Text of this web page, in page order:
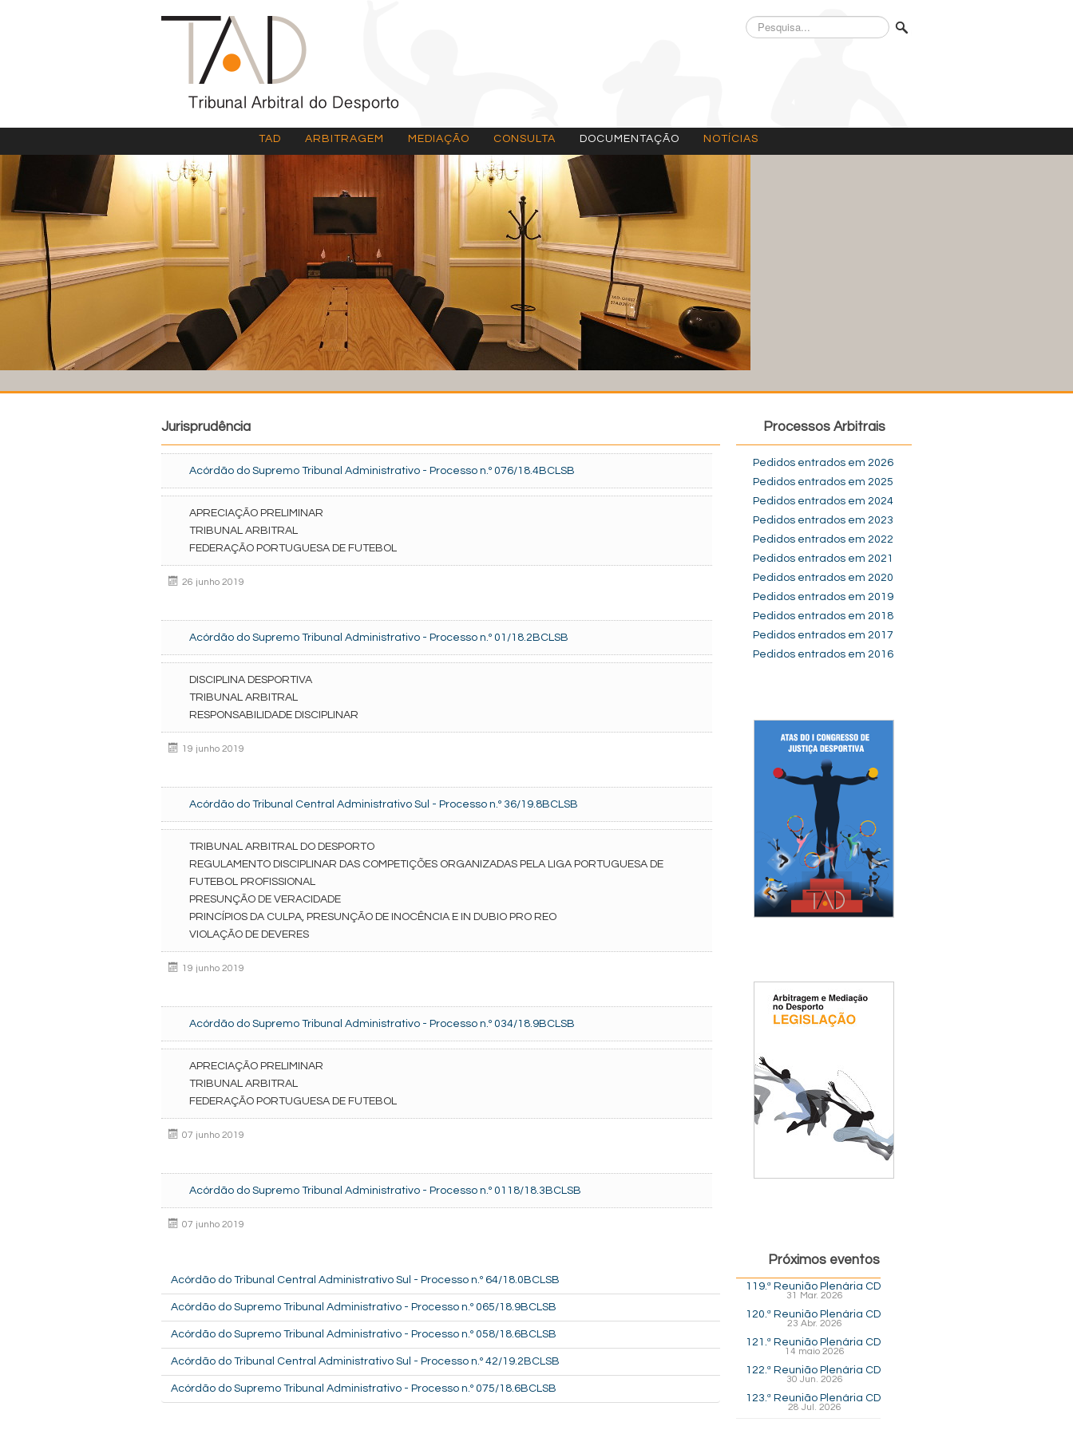
Pesquisa...
TAD ARBITRAGEM MEDIAÇÃO CONSULTA DOCUMENTAÇÃO NOTÍCIAS
Jurisprudência
Acórdão do Supremo Tribunal Administrativo - Processo n.º 076/18.4BCLSB
APRECIAÇÃO PRELIMINAR
TRIBUNAL ARBITRAL
FEDERAÇÃO PORTUGUESA DE FUTEBOL
26 junho 2019
Acórdão do Supremo Tribunal Administrativo - Processo n.º 01/18.2BCLSB
DISCIPLINA DESPORTIVA
TRIBUNAL ARBITRAL
RESPONSABILIDADE DISCIPLINAR
19 junho 2019
Acórdão do Tribunal Central Administrativo Sul - Processo n.º 36/19.8BCLSB
TRIBUNAL ARBITRAL DO DESPORTO
REGULAMENTO DISCIPLINAR DAS COMPETIÇÕES ORGANIZADAS PELA LIGA PORTUGUESA DE
FUTEBOL PROFISSIONAL
PRESUNÇÃO DE VERACIDADE
PRINCÍPIOS DA CULPA, PRESUNÇÃO DE INOCÊNCIA E IN DUBIO PRO REO
VIOLAÇÃO DE DEVERES
19 junho 2019
Acórdão do Supremo Tribunal Administrativo - Processo n.º 034/18.9BCLSB
APRECIAÇÃO PRELIMINAR
TRIBUNAL ARBITRAL
FEDERAÇÃO PORTUGUESA DE FUTEBOL
07 junho 2019
Acórdão do Supremo Tribunal Administrativo - Processo n.º 0118/18.3BCLSB
07 junho 2019
Acórdão do Tribunal Central Administrativo Sul - Processo n.º 64/18.0BCLSB
Acórdão do Supremo Tribunal Administrativo - Processo n.º 065/18.9BCLSB
Acórdão do Supremo Tribunal Administrativo - Processo n.º 058/18.6BCLSB
Acórdão do Tribunal Central Administrativo Sul - Processo n.º 42/19.2BCLSB
Acórdão do Supremo Tribunal Administrativo - Processo n.º 075/18.6BCLSB
Processos Arbitrais
Pedidos entrados em 2026
Pedidos entrados em 2025
Pedidos entrados em 2024
Pedidos entrados em 2023
Pedidos entrados em 2022
Pedidos entrados em 2021
Pedidos entrados em 2020
Pedidos entrados em 2019
Pedidos entrados em 2018
Pedidos entrados em 2017
Pedidos entrados em 2016
Próximos eventos
119.ª Reunião Plenária CD
31 Mar. 2026
120.ª Reunião Plenária CD
23 Abr. 2026
121.ª Reunião Plenária CD
14 maio 2026
122.ª Reunião Plenária CD
30 Jun. 2026
123.ª Reunião Plenária CD
28 Jul. 2026